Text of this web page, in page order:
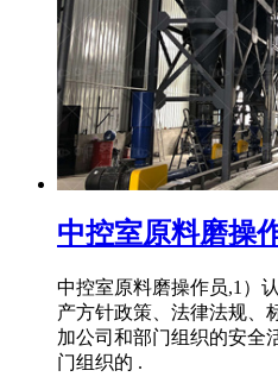
中控室原料磨操
中控室原料磨操作员,1）
产方针政策、法律法规、
加公司和部门组织的安全
门组织的 .